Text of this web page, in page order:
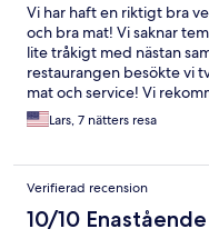
Vi har haft en riktigt bra
och bra mat! Vi saknar
lite tråkigt med nästan
restaurangen besökte vi
mat och service! Vi
som hellre blir överkörda
nöjda och kan nog komma
Lars, 7 nätters resa
Verifierad recension
10/10 Enastående